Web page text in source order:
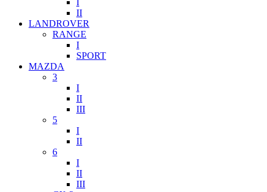
I
II
LANDROVER
RANGE
I
SPORT
MAZDA
3
I
II
III
5
I
II
6
I
II
III